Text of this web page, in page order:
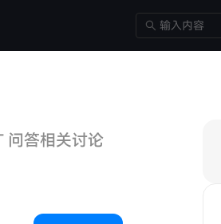
问答相关讨论